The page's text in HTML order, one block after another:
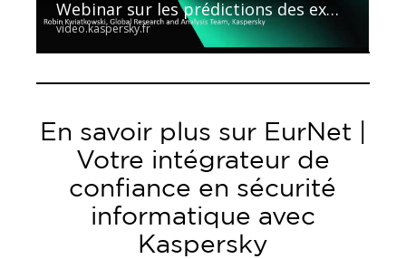
En savoir plus sur EurNet |
Votre intégrateur de
confiance en sécurité
informatique avec
Kaspersky